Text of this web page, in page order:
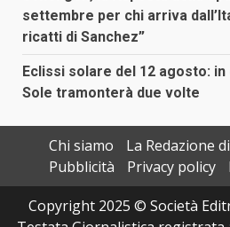
settembre per chi arriva
ricatti di Sanchez”
Eclissi solare del 12 agosto: in
Sole tramonterà due volte
Chi siamo
La Redazione
Pubblicità
Privacy policy
Copyright 2025 © Società